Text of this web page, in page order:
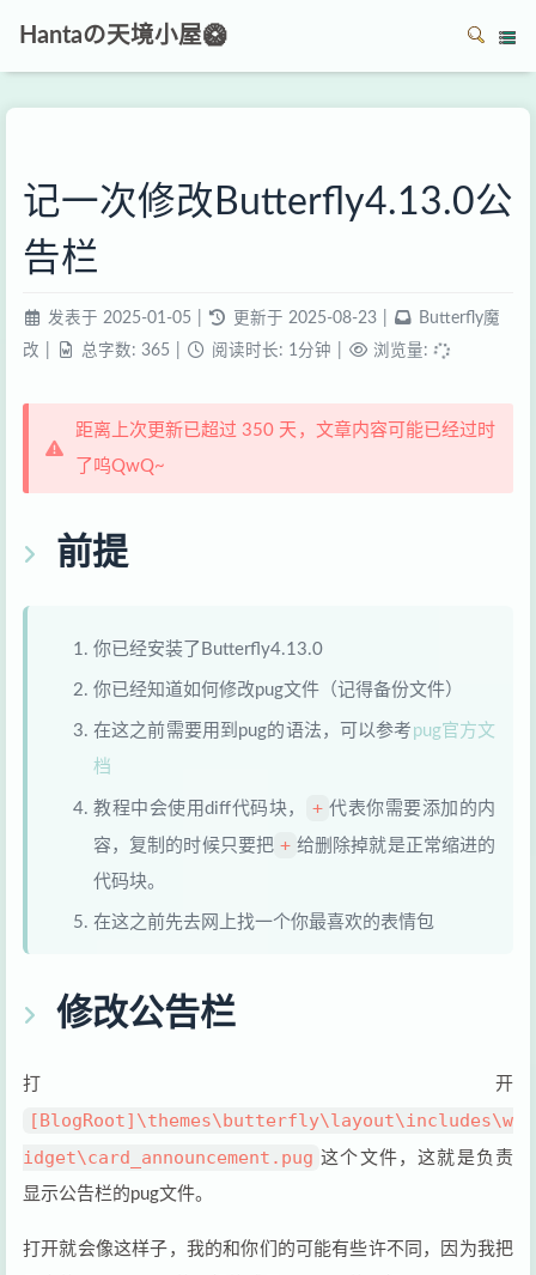
Hantaの天境小屋🥝
记一次修改Butterfly4.13.0公
告栏
发表于 2025-01-05 更新于 2025-08-23
Butterfly魔
改
总字数: 365 阅读时长: 1分钟 浏览量:
距离上次更新已超过 350 天，文章内容可能已经过时
了呜QwQ~
前提
你已经安装了Butterfly4.13.0
你已经知道如何修改pug文件（记得备份文件）
在这之前需要用到pug的语法，可以参考 pug官方文
档
教程中会使用diff代码块， + 代表你需要添加的内
容，复制的时候只要把 + 给删除掉就是正常缩进的
代码块。
在这之前先去网上找一个你最喜欢的表情包
修改公告栏
打开
[BlogRoot]\themes\butterfly\layout\includes\w
idget\card_announcement.pug 这个文件，这就是负责
显示公告栏的pug文件。
打开就会像这样子，我的和你们的可能有些许不同，因为我把